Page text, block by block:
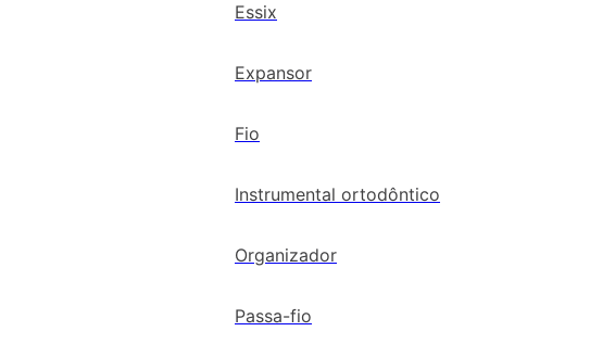
Essix
Expansor
Fio
Instrumental ortodôntico
Organizador
Passa-fio